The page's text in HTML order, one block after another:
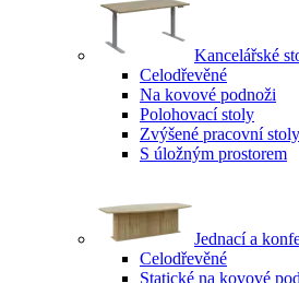
Kancelářské
Celodřevěné
Na kovové podnoži
Polohovací stoly
Zvýšené pracovní stoly
S úložným prostorem
Jednací a
Celodřevěné
Statické na kovové